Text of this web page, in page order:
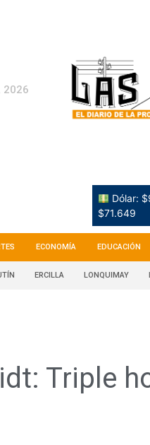
2026
Dólar:
$71.649
ECONOMÍA EDUCACIÓN
ERCILLA LONQUIMAY
Triple